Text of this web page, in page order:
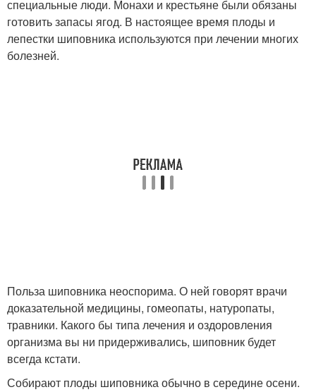
специальные люди. Монахи и крестьяне были обязаны
готовить запасы ягод. В настоящее время плоды и
лепестки шиповника используются при лечении многих
болезней.
Польза шиповника неоспорима. О ней говорят врачи
доказательной медицины, гомеопаты, натуропаты,
травники. Какого бы типа лечения и оздоровления
организма вы ни придерживались, шиповник будет
всегда кстати.
Собирают плоды шиповника обычно в середине осени.